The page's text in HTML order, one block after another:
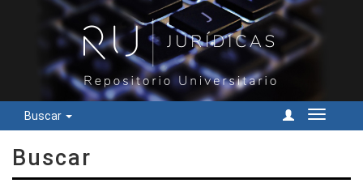
Buscar
Cambiar
Buscar